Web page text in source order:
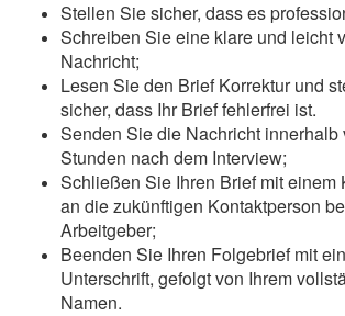
Stellen Sie sicher, dass es
Schreiben Sie eine klare und leicht
Nachricht;
Lesen Sie den Brief Korrektur und
sicher, dass Ihr Brief fehlerfrei ist.
Senden Sie die Nachricht innerhalb
Stunden nach dem Interview;
Schließen Sie Ihren Brief mit einem
an die zukünftigen Kontaktperson
Arbeitgeber;
Beenden Sie Ihren Folgebrief mit
Unterschrift, gefolgt von Ihrem
Namen.